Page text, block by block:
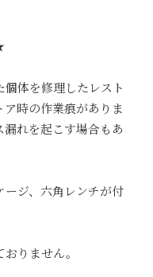
体を修理したレスト
時の作業痕がありま
れを起こす場合もあ
ジ、六角レンチが付
りません。